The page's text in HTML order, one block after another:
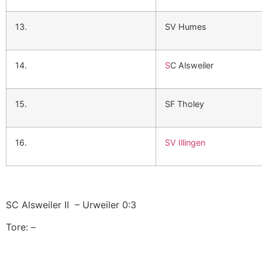
13. SV Humes
14. SC Alsweiler
15. SF Tholey
16. SV Illingen
SC Alsweiler II – Urweiler 0:3
Tore: –